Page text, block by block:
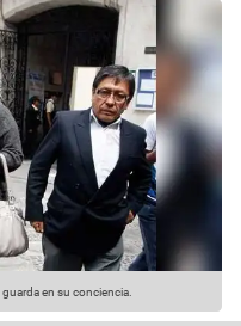
en su conciencia.